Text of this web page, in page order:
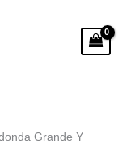
Grande Y